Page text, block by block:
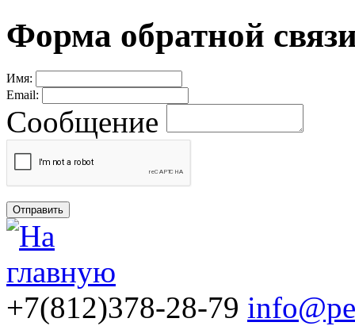
Форма обратной
Имя:
Email:
Сообщение
+7(812)378-28-79